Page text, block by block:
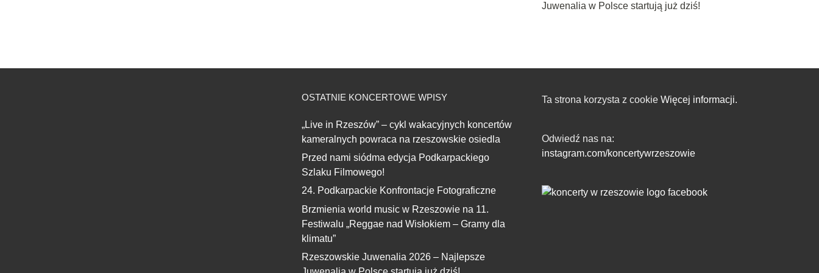
Juwenalia w Polsce startują już dziś!
OSTATNIE KONCERTOWE WPISY
„Live in Rzeszów” – cykl wakacyjnych koncertów
kameralnych powraca na rzeszowskie osiedla
Przed nami siódma edycja Podkarpackiego
Szlaku Filmowego!
24. Podkarpackie Konfrontacje Fotograficzne
Brzmienia world music w Rzeszowie na 11.
Festiwalu „Reggae nad Wisłokiem – Gramy dla
klimatu”
Rzeszowskie Juwenalia 2026 – Najlepsze
Ta strona korzysta z cookie Więcej informacji.
Odwiedź nas na:
instagram.com/koncertywrzeszowie